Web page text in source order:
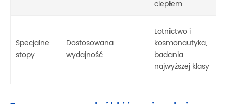
ciepłem
Specjalne
stopy
Dostosowana
wydajność
Lotnictwo i
kosmonautyka,
badania
najwyższej klasy